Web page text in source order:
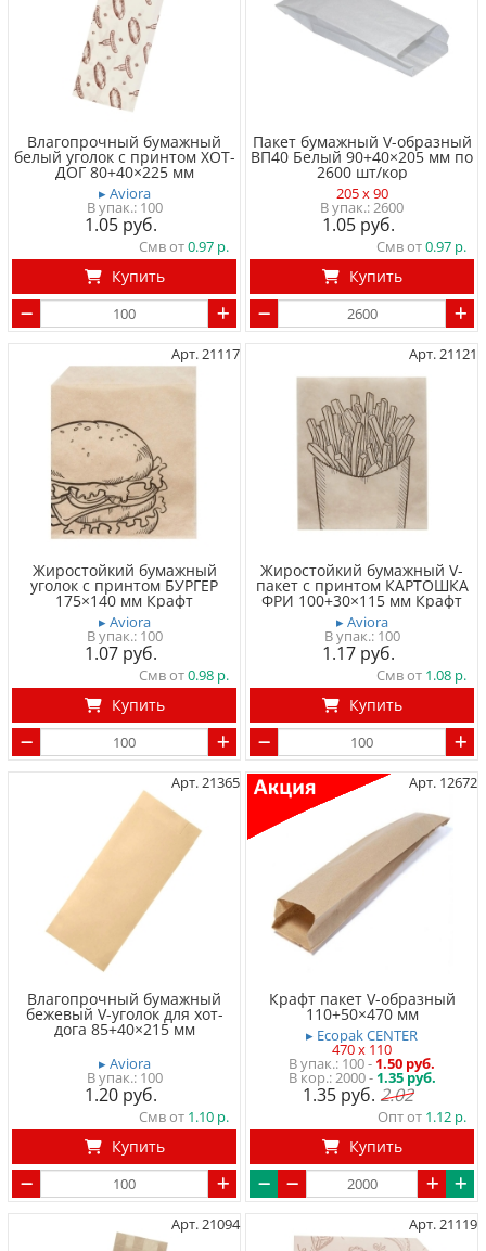
Влагопрочный бумажный
белый уголок с принтом ХОТ-
ДОГ 80+40×225 мм
▸ Aviora
100
1.05
Смв от0.97
Купить
Пакет бумажный V-образный
ВП40 Белый 90+40×205 мм по
2600 шт/кор
205 x 90
2600
1.05
Смв от0.97
Купить
Арт. 21117
Жиростойкий бумажный
уголок с принтом БУРГЕР
175×140 мм Крафт
▸ Aviora
100
1.07
Смв от0.98
Купить
Арт. 21121
Жиростойкий бумажный V-
пакет с принтом КАРТОШКА
ФРИ 100+30×115 мм Крафт
▸ Aviora
100
1.17
Смв от 1.08
Купить
Арт. 21365
Влагопрочный бумажный
бежевый V-уголок для хот-
дога 85+40×215 мм
▸ Aviora
100
1.20
Смв от 1.10
Купить
Арт. 12672
Крафт пакет V-образный
110+50×470 мм
▸ Ecopak CENTER
470 x 110
100- 1.50 руб.
2000 - 1.35 руб.
1.35 2.02
Опт от 1.12
Купить
Арт. 21094 Арт. 21119